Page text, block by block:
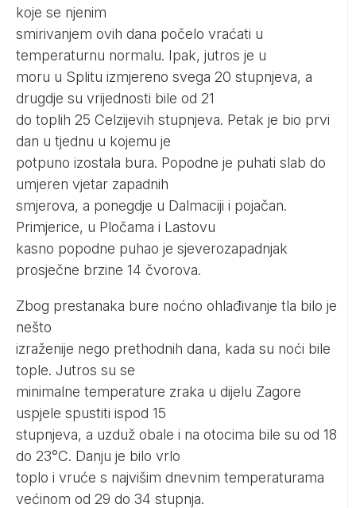
koje se njenim
smirivanjem ovih dana počelo vraćati u
temperaturnu normalu. Ipak, jutros je u
moru u Splitu izmjereno svega 20 stupnjeva, a
drugdje su vrijednosti bile od 21
do toplih 25 Celzijevih stupnjeva. Petak je bio prvi
dan u tjednu u kojemu je
potpuno izostala bura. Popodne je puhati slab do
umjeren vjetar zapadnih
smjerova, a ponegdje u Dalmaciji i pojačan.
Primjerice, u Pločama i Lastovu
kasno popodne puhao je sjeverozapadnjak
prosječne brzine 14 čvorova.
Zbog prestanaka bure noćno ohlađivanje tla bilo je
nešto
izraženije nego prethodnih dana, kada su noći bile
tople. Jutros su se
minimalne temperature zraka u dijelu Zagore
uspjele spustiti ispod 15
stupnjeva, a uzduž obale i na otocima bile su od 18
do 23°C. Danju je bilo vrlo
toplo i vruće s najvišim dnevnim temperaturama
većinom od 29 do 34 stupnja.